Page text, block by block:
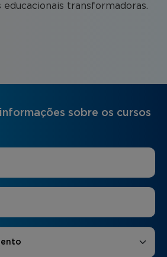
transformadoras.
sobre os cursos